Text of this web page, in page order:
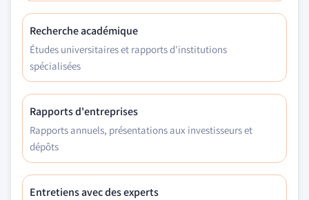
Recherche académique
Études universitaires et rapports d'institutions
spécialisées
Rapports d'entreprises
Rapports annuels, présentations aux investisseurs et
dépôts
Entretiens avec des experts